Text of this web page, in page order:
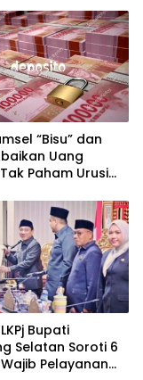
“Bisu” dan
Uang
Paham Urusi
Bupati
Selatan Soroti 6
Pelayanan